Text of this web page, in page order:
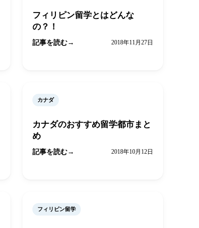
フィリピン留学とはどんな
の？！
記事を読む 2018年11月27日
カナダ
カナダのおすすめ留学都市まと
め
記事を読む 2018年10月12日
フィリピン留学